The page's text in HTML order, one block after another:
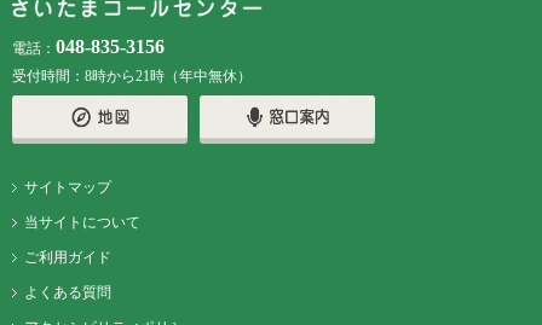
電話： 048-835-3156
受付時間：8時から21時（年中無休）
サイトマップ
当サイトについて
ご利用ガイド
よくある質問